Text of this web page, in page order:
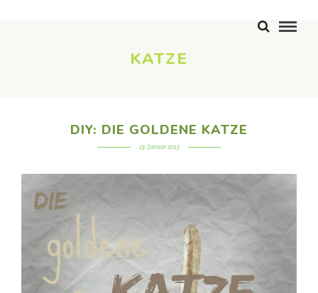
KATZE
DIY: DIE GOLDENE KATZE
23. Januar 2015